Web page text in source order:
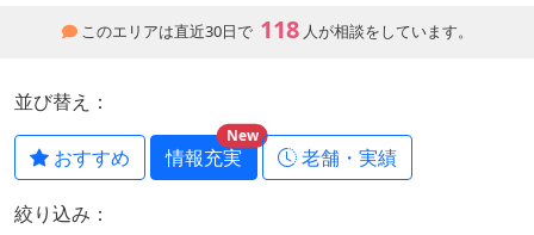
このエリアは直近30日で 118 人が相談をしています。
並び替え：
おすすめ 情報充実
New
老舗・実績
絞り込み：